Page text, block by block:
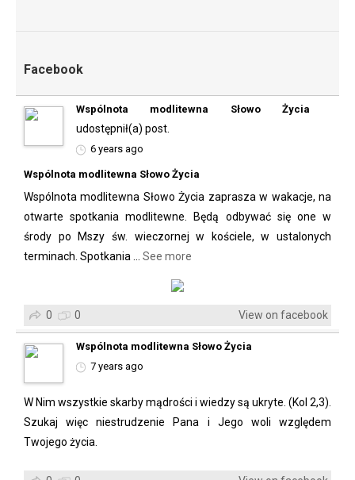
Facebook
Wspólnota modlitewna Słowo Życia
udostępnił(a) post.
6 years ago
Wspólnota modlitewna Słowo Życia
Wspólnota modlitewna Słowo Życia zaprasza w wakacje, na
otwarte spotkania modlitewne. Będą odbywać się one w
środy po Mszy św. wieczornej w kościele, w ustalonych
terminach. Spotkania
See more
0 0 View on facebook
Wspólnota modlitewna Słowo Życia
7 years ago
W Nim wszystkie skarby mądrości i wiedzy są ukryte.️ (Kol 2,3).
Szukaj więc niestrudzenie Pana i Jego woli względem
Twojego życia.